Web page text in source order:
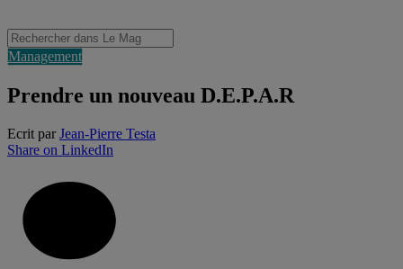
Management
Prendre un nouveau D.E.P.A.R
Ecrit parJean-Pierre Testa
Share on LinkedIn